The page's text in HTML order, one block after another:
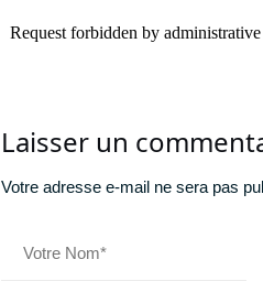
Laisser un
Votre adresse e-mail ne sera pas